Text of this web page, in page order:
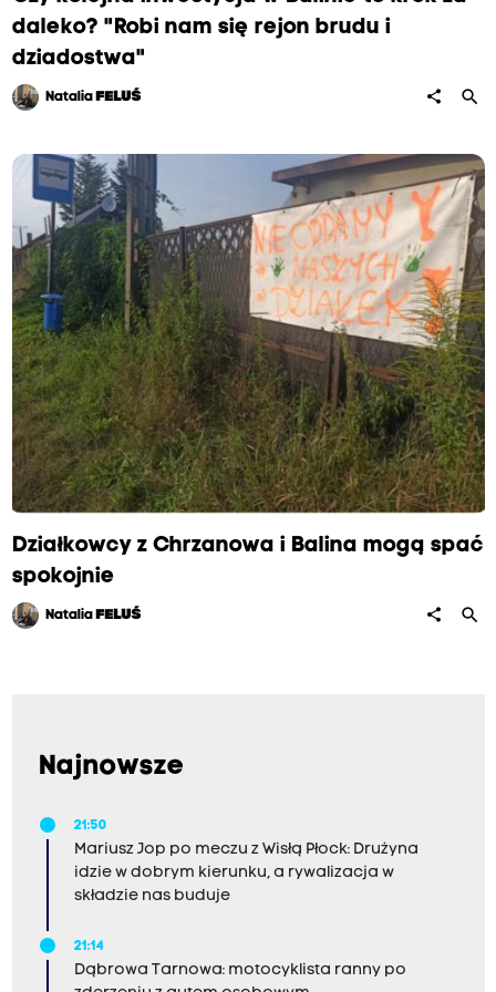
daleko? "Robi nam się rejon brudu i
dziadostwa"
Natalia FELUŚ share search
Działkowcy z Chrzanowa i Balina mogą spać
spokojnie
Natalia FELUŚ share search
Najnowsze
21:50
Mariusz Jop po meczu z Wisłą Płock: Drużyna
idzie w dobrym kierunku, a rywalizacja w
składzie nas buduje
21:14
Dąbrowa Tarnowa: motocyklista ranny po